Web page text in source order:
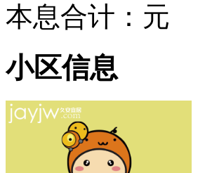
本息合计： 元
小区信息